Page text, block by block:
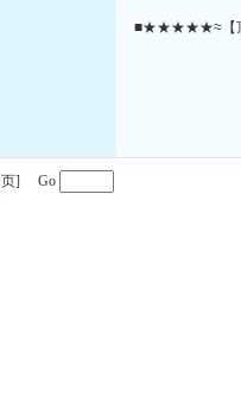
■★★★★★≈【
页] Go